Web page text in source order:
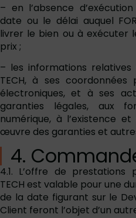
– en l’absence
date ou le délai auquel
livrer le bien ou à exécuter
prix ;
– les informations relatives
TECH, à ses coordonnées
électroniques, et à ses
garanties légales, aux
numérique, à l’existence
œuvre des garanties et
4.
4.1. L’offre de prestations
TECH est valable pour une
de la date figurant sur le
Client feront l’objet d’un